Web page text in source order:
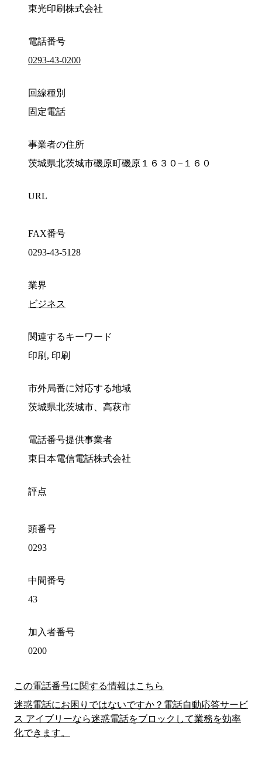
東光印刷株式会社
電話番号
0293-43-0200
回線種別
固定電話
事業者の住所
茨城県北茨城市磯原町磯原１６３０−１６０
URL
FAX番号
0293-43-5128
業界
ビジネス
関連するキーワード
印刷, 印刷
市外局番に対応する地域
茨城県北茨城市、高萩市
電話番号提供事業者
東日本電信電話株式会社
評点
頭番号
0293
中間番号
43
加入者番号
0200
この電話番号に関する情報はこちら
迷惑電話にお困りではないですか？電話自動応答サービ
ス アイブリーなら迷惑電話をブロックして業務を効率
化できます。